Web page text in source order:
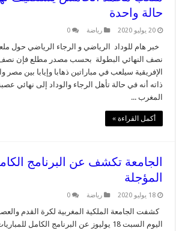
حالة واحدة
20 يوليو 2020 رياضة 0
خبر هام للوداد الرياضي و الرجاء الرياضي حول
نصف النهائي البطولة بحسب مصدر مطلع فإن نصف
الإفريقية سيلعب في مباراتين ذهابا وإيابا بين
ذاته أنه في حالة تأهل الرجاء والوداد إلى نهائي
المغرب ...
أكمل القراءة »
الجامعة تكشف عن البرنامج
المؤجلة
18 يوليو 2020 رياضة 0
كشفت الجامعة الملكية المغربية لكرة القدم
اليوم السبت 18 يوليوز عن البرنامج الكامل